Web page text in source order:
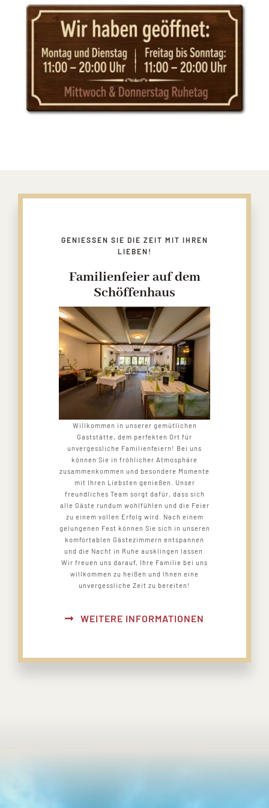
GENIESSEN SIE DIE ZEIT MIT IHREN L
IEBEN!
Familienfeier auf dem
Schöffenhaus
Willkommen in unserer gemütlichen
Gaststätte, dem perfekten Ort für
unvergessliche Familienfeiern! Bei uns
können Sie in fröhlicher Atmosphäre
zusammenkommen und besondere Momente
mit Ihren Liebsten genießen. Unser
freundliches Team sorgt dafür, dass sich
alle Gäste rundum wohlfühlen und die Feier
zu einem vollen Erfolg wird. Nach einem
gelungenen Fest können Sie sich in unseren
komfortablen Gästezimmern entspannen
und die Nacht in Ruhe ausklingen lassen.
Wir freuen uns darauf, Ihre Familie bei uns
willkommen zu heißen und Ihnen eine
unvergessliche Zeit zu bereiten!
WEITERE INFORMATIONEN